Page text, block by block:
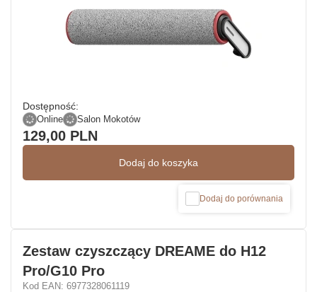
Dostępność:
Online Salon Mokotów
129,00 PLN
Dodaj do koszyka
Dodaj do porównania
Zestaw czyszczący DREAME do H12
Pro/G10 Pro
Kod EAN: 6977328061119